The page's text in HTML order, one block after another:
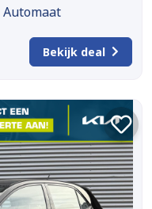
Automaat
Bekijk deal